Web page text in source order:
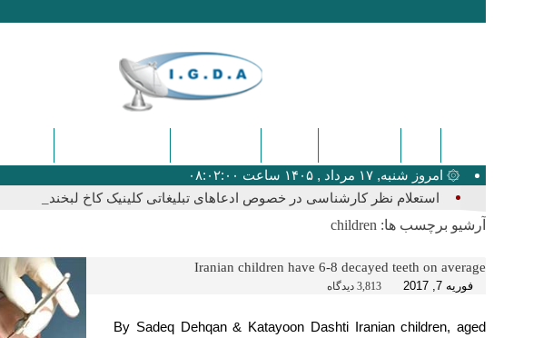
۞ امروز شنبه, ۱۷ مرداد , ۱۴۰۵ ساعت ۰۸:۰۲:۰۰
استعلام نظر کارشناسی در خصوص ادعاهای تبلیغاتی کلینیک کاخ لبخند_
آرشیو برچسب ها: children
Iranian children have 6-8 decayed teeth on average
فوریه 7, 2017 3,813 دیدگاه
By Sadeq Dehqan & Katayoon Dashti Iranian children, aged